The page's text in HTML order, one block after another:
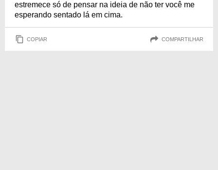
estremece só de pensar na ideia de não ter você me
esperando sentado lá em cima.
COPIAR COMPARTILHAR